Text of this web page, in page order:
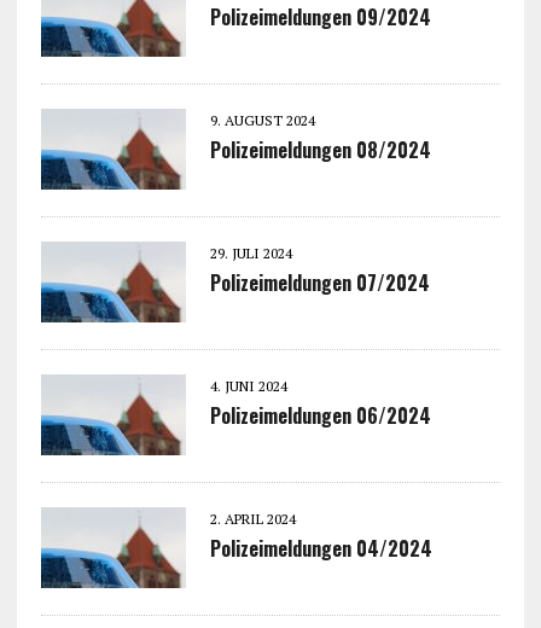
Polizeimeldungen 09/2024
9. AUGUST 2024
Polizeimeldungen 08/2024
29. JULI 2024
Polizeimeldungen 07/2024
4. JUNI 2024
Polizeimeldungen 06/2024
2. APRIL 2024
Polizeimeldungen 04/2024